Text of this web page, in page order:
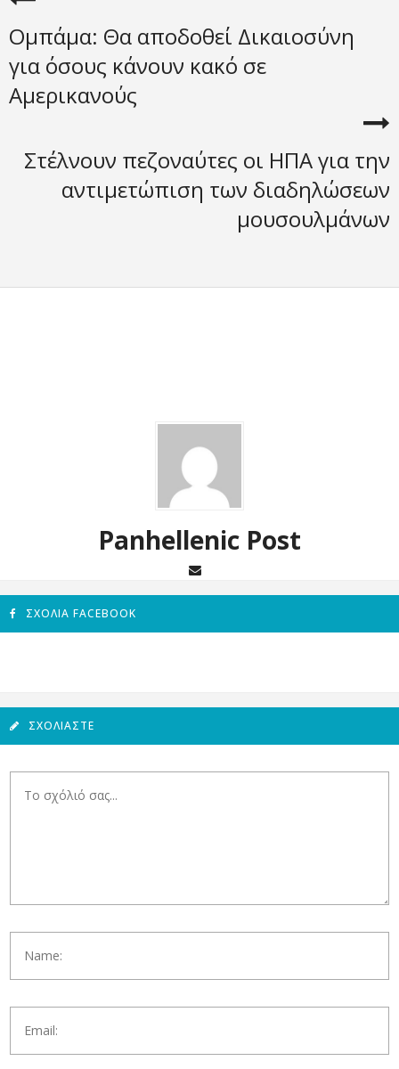
Ομπάμα: Θα αποδοθεί Δικαιοσύνη
για όσους κάνουν κακό σε
Αμερικανούς
Στέλνουν πεζοναύτες οι ΗΠΑ για την
αντιμετώπιση των διαδηλώσεων
μουσουλμάνων
Panhellenic Post
ΣΧΌΛΙΑ FACEBOOK
ΣΧΟΛΙΆΣΤΕ